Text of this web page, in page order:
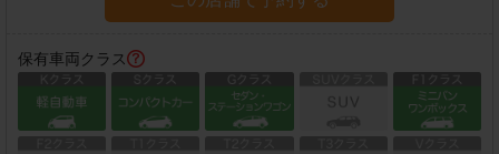
保有車両クラス